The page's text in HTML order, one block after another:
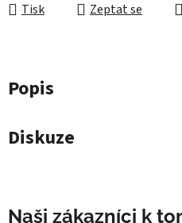
Tisk Zeptat se
Popis
Diskuze
Naši zákazníci k